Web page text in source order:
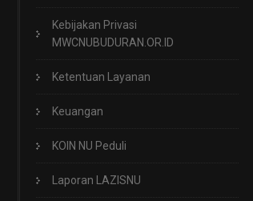
Kebijakan Privasi
MWCNUBUDURAN.OR.ID
Ketentuan Layanan
Keuangan
KOIN NU Peduli
Laporan LAZISNU